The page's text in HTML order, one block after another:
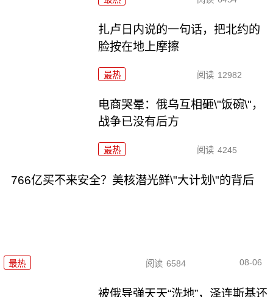
扎卢日内说的一句话，把北约的
脸按在地上摩擦
最热 阅读 12982
电商哭晕：俄乌互相砸\"饭碗\"，
战争已没有后方
最热 阅读 4245
766亿买不来安全？美核潜光鲜\"大计划\"的背后
最热 阅读 6584 08-06
被俄导弹天天“洗地”，泽连斯基还